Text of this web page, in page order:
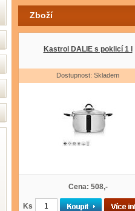
Zboží
Kastrol DALIE s poklicí 1 l
Dostupnost: Skladem
Cena: 508,-
Ks